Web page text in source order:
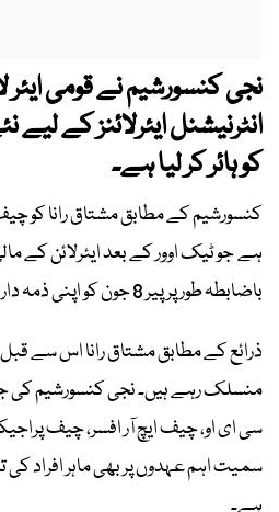
نجی کنسورشیم نے قومی ایئر
انٹرنیشنل ایئرلائنز کے
کو ہائر کر لیا ہے۔
کنسورشیم کے مطابق مشتاق رانا کو
ہے جو ٹیک اوور کے بعد ایئرلائن کے
باضابطہ طور پر پیر 8 جون کو اپنی ذمہ داریاں سنبھالیں گے۔
ذرائع کے مطابق مشتاق رانا اس سے
منسلک رہے ہیں۔ نجی کنسورشیم کی
سی ای او، چیف ایچ آر افسر، چیف
سمیت اہم عہدوں پر بھی ماہر افراد کی
ہے۔